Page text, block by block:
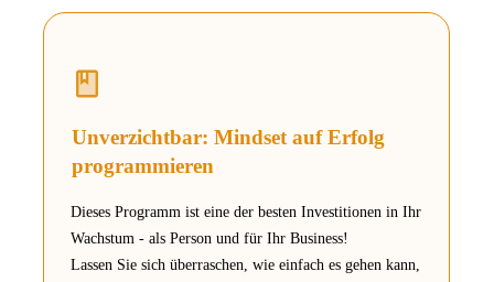
Unverzichtbar: Mindset auf Erfolg
programmieren
Dieses Programm ist eine der besten Investitionen in Ihr
Wachstum - als Person und für Ihr Business!
Lassen Sie sich überraschen, wie einfach es gehen kann,